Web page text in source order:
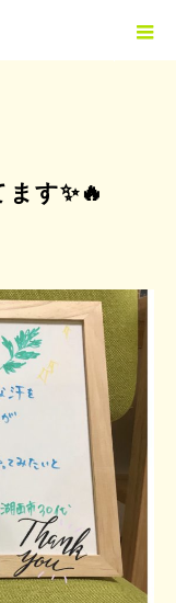
予約増えてます✨🔥
す✨🔥